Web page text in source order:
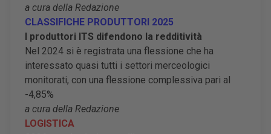
a cura della Redazione
CLASSIFICHE PRODUTTORI 2025
I produttori ITS difendono la redditività
Nel 2024 si è registrata una flessione che ha
interessato quasi tutti i settori merceologici
monitorati, con una flessione complessiva pari al
-4,85%
a cura della Redazione
LOGISTICA